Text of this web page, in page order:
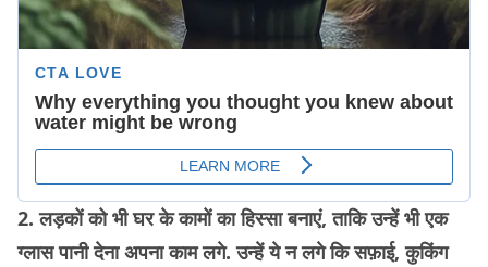
2. लड़कों को भी घर के कामों का हिस्सा बनाएं, ताकि उन्हें भी एक
ग्लास पानी देना अपना काम लगे. उन्हें ये न लगे कि सफ़ाई, कुकिंग